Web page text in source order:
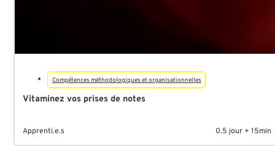
Compétences méthodologiques et organisationnelles
Vitaminez vos prises de notes
Apprenti.e.s 0.5 jour + 15min